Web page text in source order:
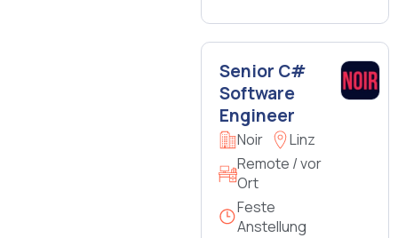
Senior C#
Software
Engineer
Noir
Linz
Remote / vor
Ort
Feste
Anstellung